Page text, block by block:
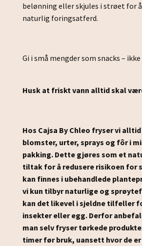
belønning eller skjules i strøet for
naturlig foringsatferd.
Gi i små mengder som snacks –
Husk at friskt vann alltid skal
Hos Cajsa By Chleo fryser vi
blomster, urter, sprays og fôr i
pakking. Dette gjøres som et
tiltak for å redusere risikoen for
kan finnes i ubehandlede
vi kun tilbyr naturlige og
kan det likevel i sjeldne tilfeller
insekter eller egg. Derfor
man selv fryser tørkede
timer før bruk, uansett hvor de